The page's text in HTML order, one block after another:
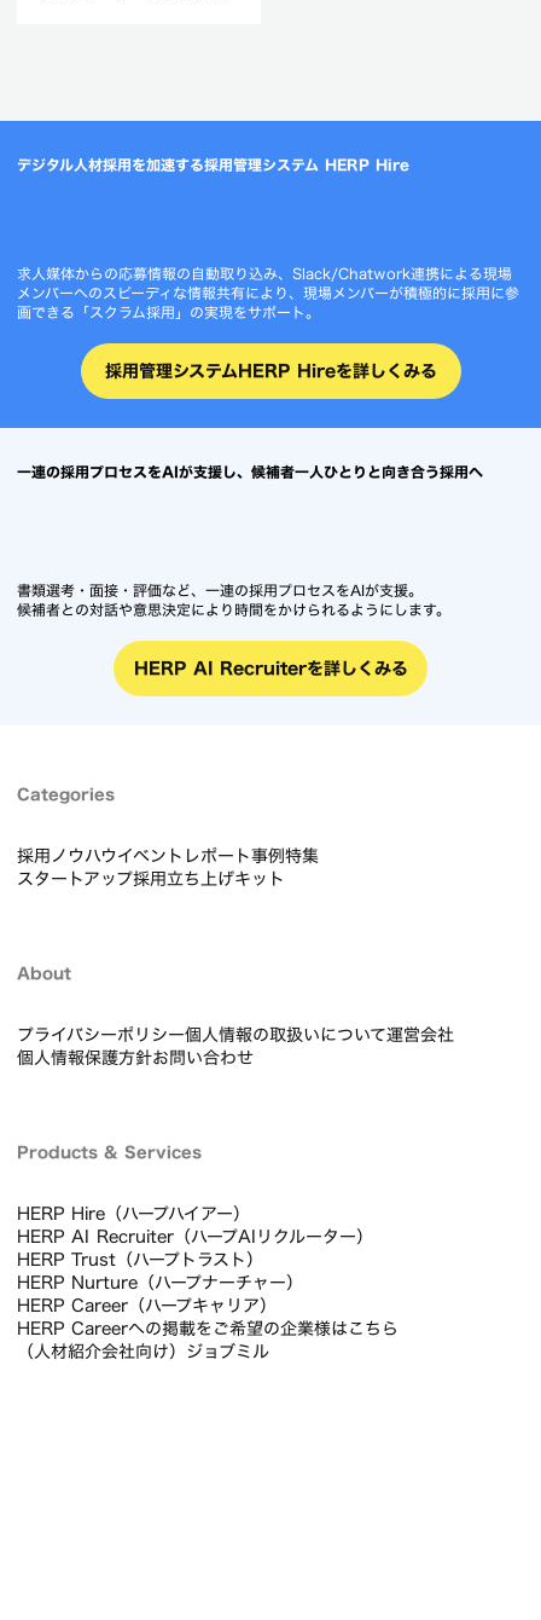
求人媒体からの応募情報の自動取り込み、Slack/Chatwork連携による現場
メンバーへのスピーディな情報共有により、現場メンバーが積極的に採用に参
採用管理システムHERP Hireを詳しくみる
書類選考・面接・評価など、一連の採用プロセスをAIが支援。
HERP AI Recruiterを詳しくみる
採用ノウハウイベントレポート事例
プライバシーポリシー個人情報の取扱いについて
HERP Hire（ハープハイアー）
HERP AI Recruiter（ハープAIリクルーター）
HERP Trust（ハープトラスト）
HERP Nurture（ハープナーチャー）
HERP Career（ハープキャリア）
HERP Careerへの掲載をご希望の企業様はこちら